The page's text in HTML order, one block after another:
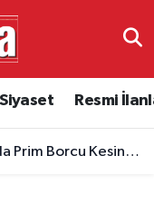
Siyaset Resmi
Kesintisi Uygulanacak